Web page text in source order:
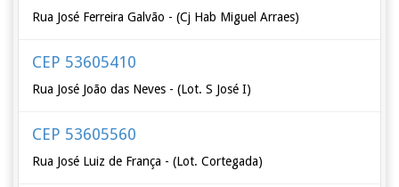
Rua José Ferreira Galvão - (Cj Hab Miguel Arraes)
CEP 53605410
Rua José João das Neves - (Lot. S José I)
CEP 53605560
Rua José Luiz de França - (Lot. Cortegada)